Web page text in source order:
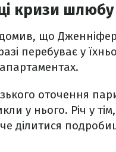
кризи
що
перебуває у
оточення
у нього. Річ у
ділитися